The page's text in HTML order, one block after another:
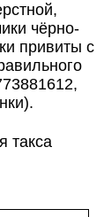
чёрно-
привиты с
такса